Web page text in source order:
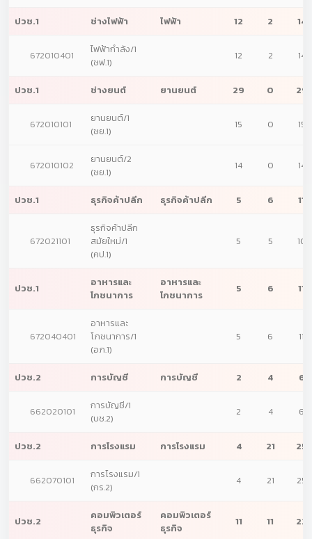
ปวช.1 ช่างไฟฟ้า ไฟฟ้า 12 2 14
672010401
ไฟฟ้ากำลัง/1
(ชฟ.1)
12 2 14
ปวช.1 ช่างยนต์ ยานยนต์ 29 0 29
672010101
ยานยนต์/1
(ชย.1)
15 0 15
672010102
ยานยนต์/2
(ชย.1)
14 0 14
ปวช.1 ธุรกิจค้าปลีก ธุรกิจค้าปลีก 5 6 11
672021101
ธุรกิจค้าปลีก
สมัยใหม่/1
(คป.1)
5 5 10
ปวช.1
อาหารและ
โภชนาการ
อาหารและ
โภชนาการ
5 6 11
672040401
อาหารและ
โภชนาการ/1
(อภ.1)
5 6 11
ปวช.2 การบัญชี การบัญชี 2 4 6
662020101
การบัญชี/1
(บช.2)
2 4 6
ปวช.2 การโรงแรม การโรงแรม 4 21 25
662070101
การโรงแรม/1
(กร.2)
4 21 25
ปวช.2
คอมพิวเตอร์
ธุรกิจ
คอมพิวเตอร์
ธุรกิจ
11 11 22